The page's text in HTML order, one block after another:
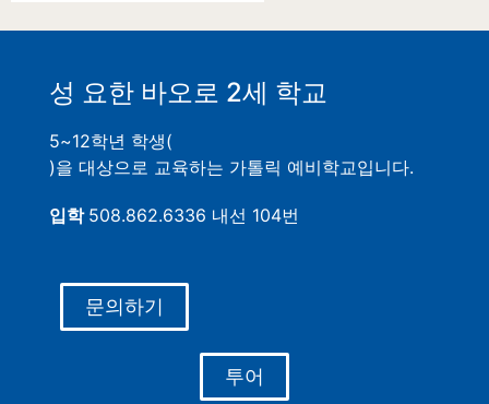
성 요한 바오로 2세 학교
5~12학년 학생(
)을 대상으로 교육하는 가톨릭 예비학교입니다.
입학 508.862.6336 내선 104번
문의하기
투어